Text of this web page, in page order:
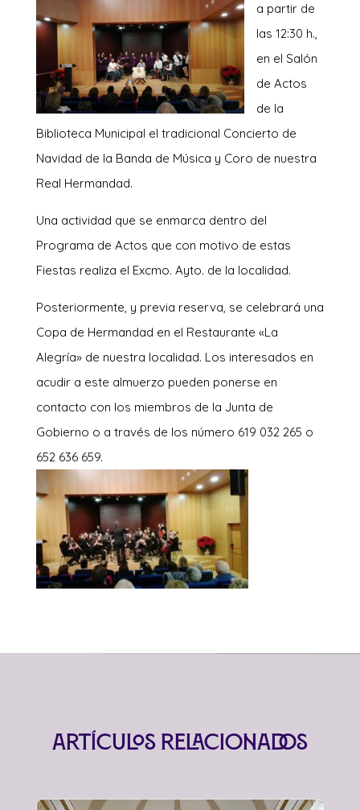
a partir de
las 12:30 h.,
en el Salón
de Actos
de la
Biblioteca Municipal el tradicional Concierto de
Navidad de la Banda de Música y Coro de nuestra
Real Hermandad.
Una actividad que se enmarca dentro del
Programa de Actos que con motivo de estas
Fiestas realiza el Excmo. Ayto. de la localidad.
Posteriormente, y previa reserva, se celebrará una
Copa de Hermandad en el Restaurante «La
Alegría» de nuestra localidad. Los interesados en
acudir a este almuerzo pueden ponerse en
contacto con los miembros de la Junta de
Gobierno o a través de los número 619 032 265 o
652 636 659.
Artículos relacionados